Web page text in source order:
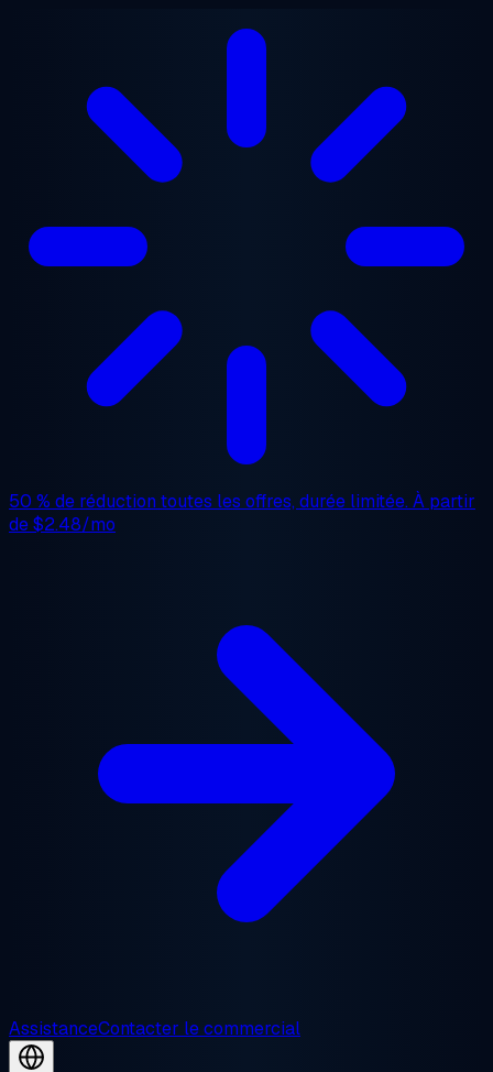
50 % de réduction toutes les offres, durée limitée. À partir
de$2.48/mo
AssistanceContacter le commercial